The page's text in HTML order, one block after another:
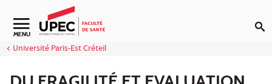
Aller au contenu
Navigation secondaire
MENU
Université Paris-Est Créteil